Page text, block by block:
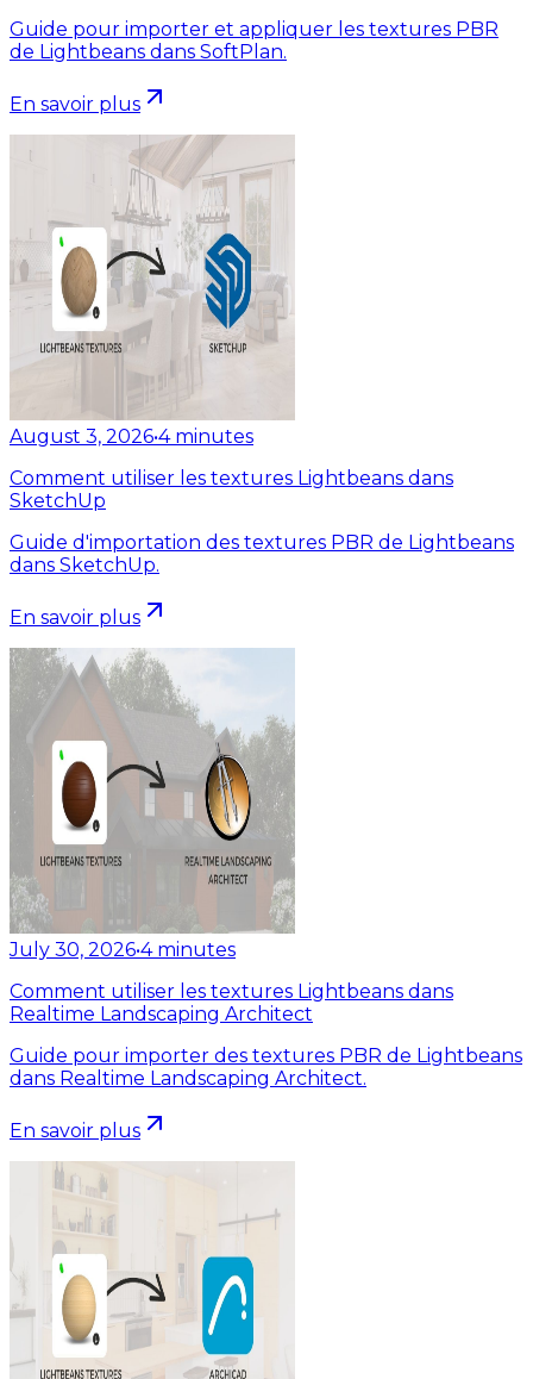
Guide pour importer et appliquer les textures PBR
de Lightbeans dans SoftPlan.
En savoir plus
August 3, 2026•4 minutes
Comment utiliser les textures Lightbeans dans
SketchUp
Guide d'importation des textures PBR de Lightbeans
dans SketchUp.
En savoir plus
July 30, 2026•4 minutes
Comment utiliser les textures Lightbeans dans
Realtime Landscaping Architect
Guide pour importer des textures PBR de Lightbeans
dans Realtime Landscaping Architect.
En savoir plus